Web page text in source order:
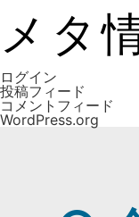
メタ
ログイン
投稿フィード
コメントフィード
WordPress.org